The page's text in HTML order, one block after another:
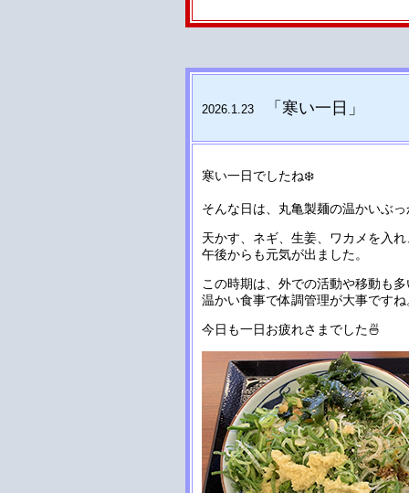
2026.1.23 「寒い一日 」
寒い一日でしたね❄️
そんな日は、丸亀製麺の温かいぶ
天かす、ネギ、生姜、ワカメを入
午後からも元気が出ました。
この時期は、外での活動や移動も
温かい食事で体調管理が大事ですね
今日も一日お疲れさまでした🍜